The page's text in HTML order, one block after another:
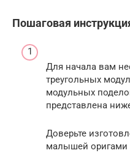
Пошаговая
Для начала вам
треугольных
модульных
представлена
Доверьте
малышей оригами